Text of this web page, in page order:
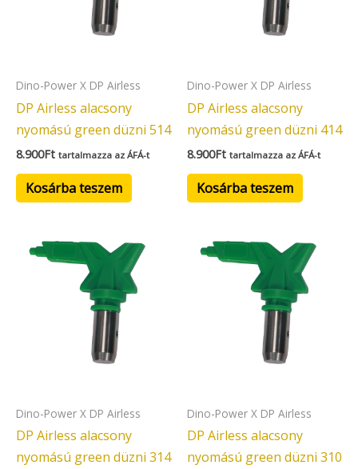
Dino-Power X DP Airless
DP Airless alacsony
nyomású green düzni 514
8.900Ft tartalmazza az ÁFÁ-t
Kosárba teszem
Dino-Power X DP Airless
DP Airless alacsony
nyomású green düzni 414
8.900Ft tartalmazza az ÁFÁ-t
Kosárba teszem
Dino-Power X DP Airless
DP Airless alacsony
nyomású green düzni 314
Dino-Power X DP Airless
DP Airless alacsony
nyomású green düzni 310